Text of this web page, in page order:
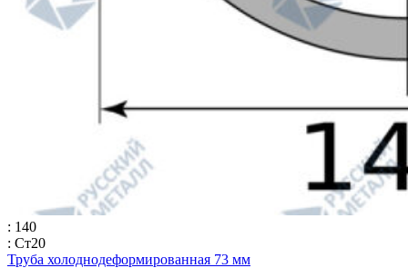
: 140
: Ст20
Труба холоднодеформированная 73 мм